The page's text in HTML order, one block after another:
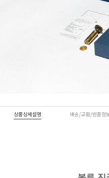
상품상세설명 배송/교환/반품정